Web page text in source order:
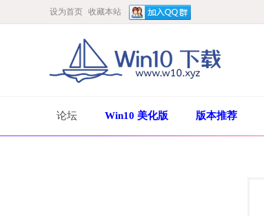
设为首页 收藏本站
论坛 Win10 美化版 版本推荐